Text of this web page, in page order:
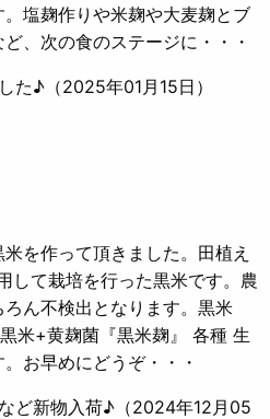
塩麹作りや米麹や大麦麹とブ
、次の食のステージに・・・
た♪ （2025年01月15日）
を作って頂きました。田植え
して栽培を行った黒米です。農
ん不検出となります。黒米
米+黄麹菌『黒米麹』 各種 生
お早めにどうぞ・・・
ど新物入荷♪ （2024年12月05